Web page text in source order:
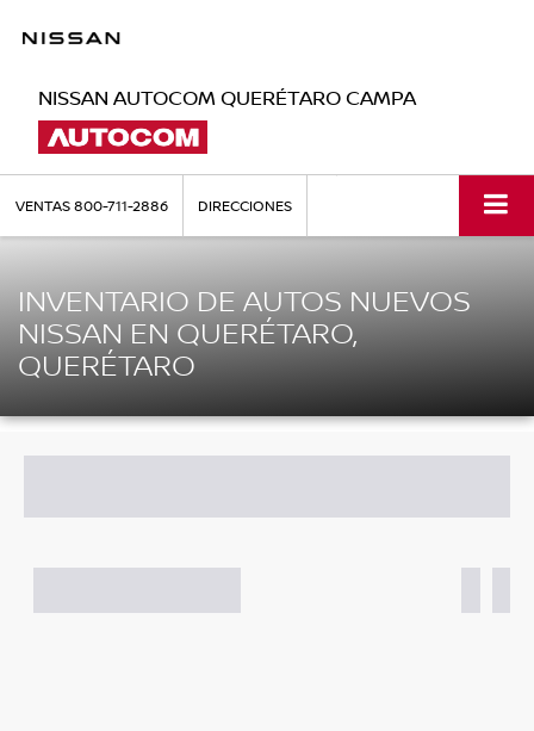
NISSAN AUTOCOM QUERÉTARO CAMPA
VENTAS800-711-2886 DIRECCIONES
INVENTARIO DE AUTOS NUEVOS
NISSAN EN QUERÉTARO,
QUERÉTARO